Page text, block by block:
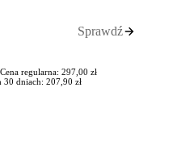
Sprawdź
Cena regularna: 297,00 zł
30 dniach: 207,90 zł